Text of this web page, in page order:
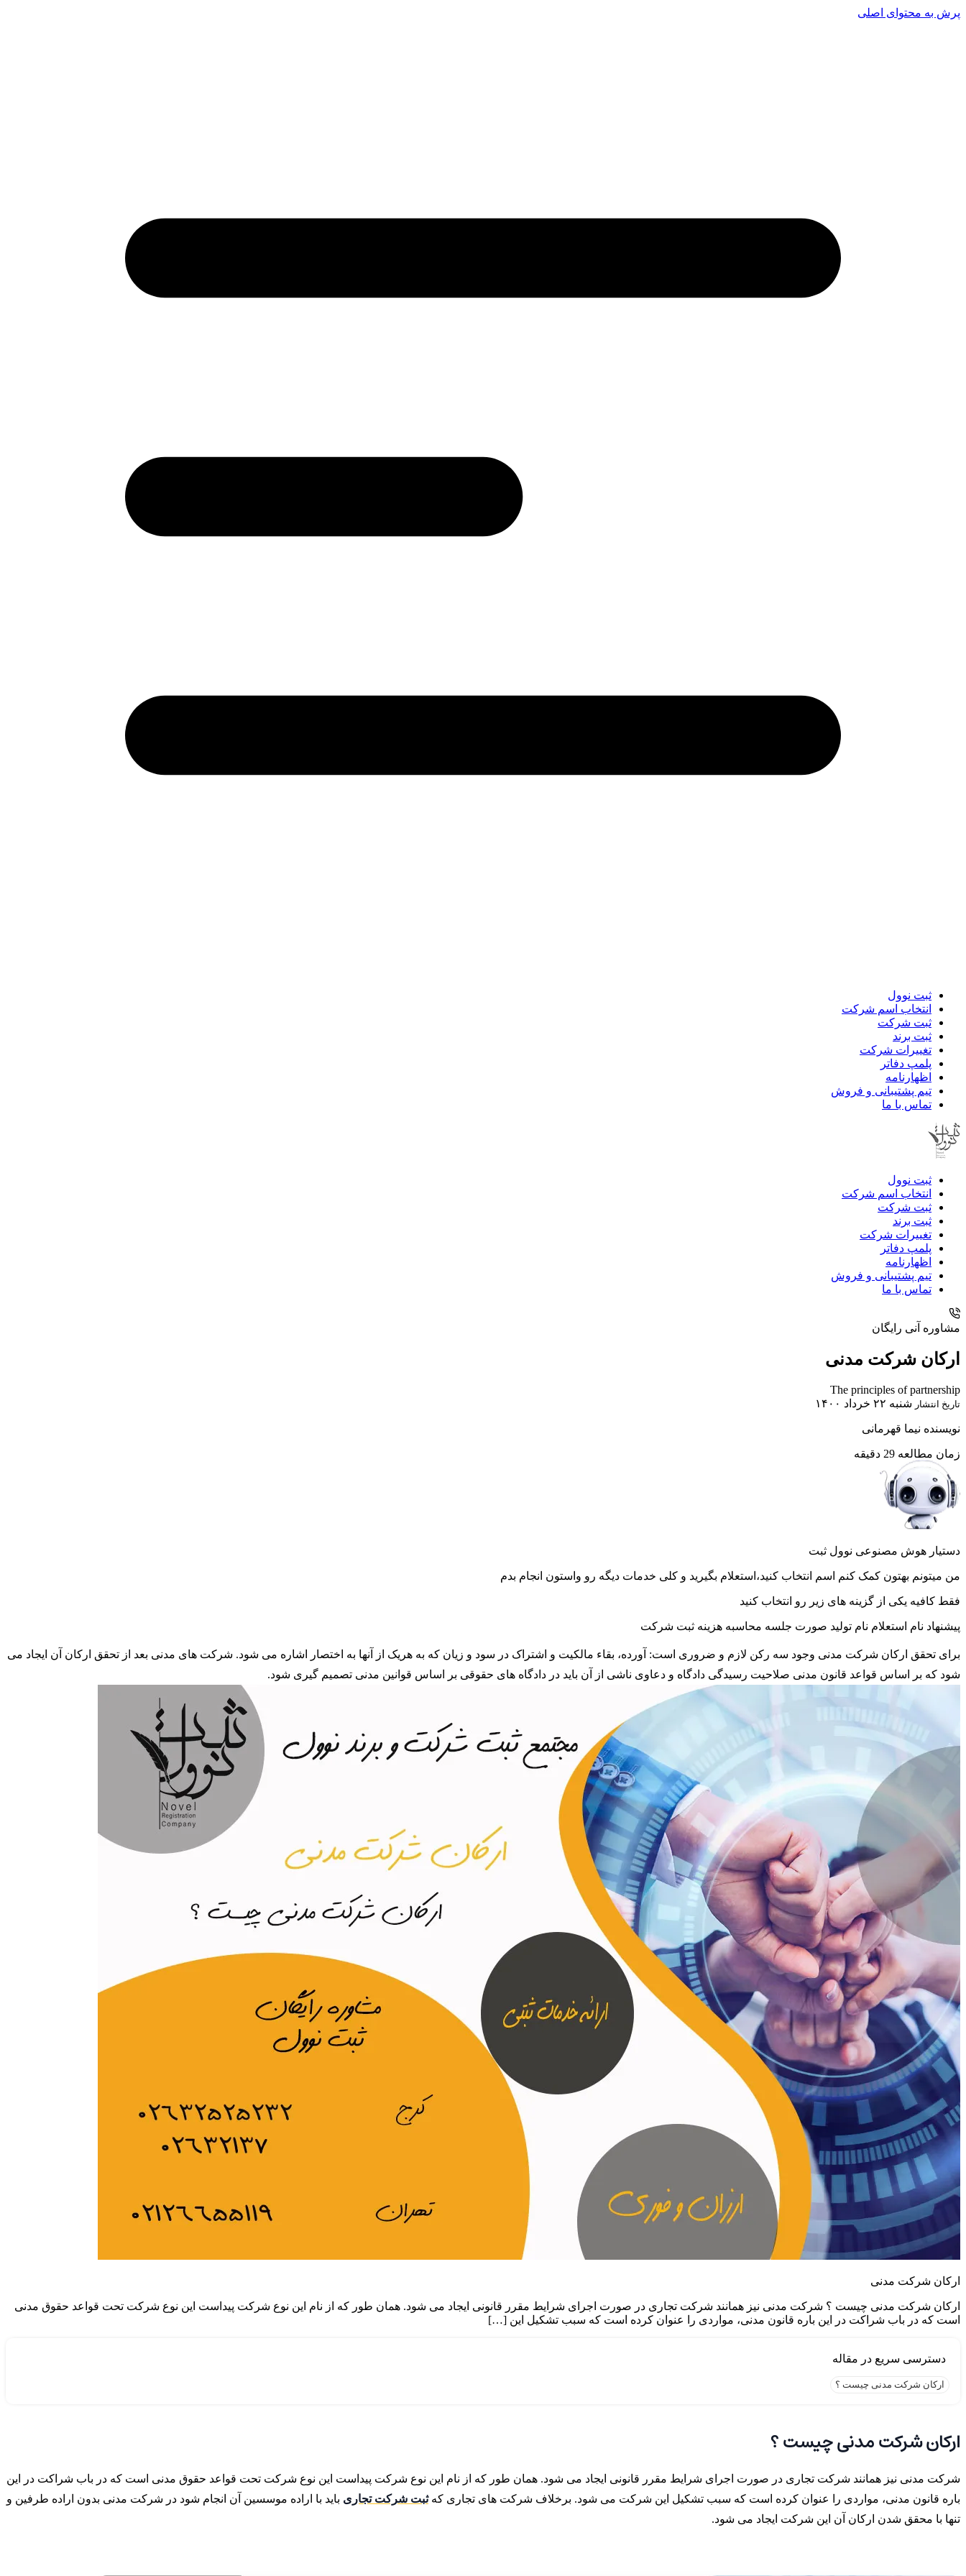
پرش به محتوای اصلی
ثبت نوول
انتخاب اسم شرکت
ثبت شرکت
ثبت برند
تغییرات شرکت
پلمپ دفاتر
اظهارنامه
تیم پشتیبانی و فروش
تماس با ما
ثبت نوول
انتخاب اسم شرکت
ثبت شرکت
ثبت برند
تغییرات شرکت
پلمپ دفاتر
اظهارنامه
تیم پشتیبانی و فروش
تماس با ما
مشاوره آنی رایگان
ارکان شرکت مدنی
The principles of partnership
تاریخ انتشار شنبه ۲۲ خرداد ۱۴۰۰
نویسنده نیما قهرمانی
زمان مطالعه 29 دقیقه
دستیار هوش مصنوعی نوول ثبت
من میتونم بهتون کمک کنم اسم انتخاب کنید،استعلام بگیرید و کلی خدمات دیگه رو واستون انجام بدم
فقط کافیه یکی از گزینه های زیر رو انتخاب کنید
پیشنهاد نام استعلام نام تولید صورت جلسه محاسبه هزینه ثبت شرکت
برای تحقق ارکان شرکت مدنی وجود سه رکن لازم و ضروری است: آورده، بقاء مالکیت و اشتراک در سود و زیان که به هریک از آنها به اختصار اشاره می شود. شرکت های مدنی بعد از تحقق ارکان آن ایجاد می
شود که بر اساس قواعد قانون مدنی صلاحیت رسیدگی دادگاه و دعاوی ناشی از آن باید در دادگاه های حقوقی بر اساس قوانین مدنی تصمیم گیری شود.
ارکان شرکت مدنی
ارکان شرکت مدنی چیست ؟ شرکت مدنی نیز همانند شرکت تجاری در صورت اجرای شرایط مقرر قانونی ایجاد می شود. همان طور که از نام این نوع شرکت پیداست این نوع شرکت تحت قواعد حقوق مدنی
است که در باب شراکت در این باره قانون مدنی، مواردی را عنوان کرده است که سبب تشکیل این […]
ارکان شرکت مدنی چیست ؟
ارکان شرکت مدنی چیست ؟
شرکت مدنی نیز همانند شرکت تجاری در صورت اجرای شرایط مقرر قانونی ایجاد می شود. همان طور که از نام این نوع شرکت پیداست این نوع شرکت تحت قواعد حقوق مدنی است که در باب شراکت در این
باره قانون مدنی، مواردی را عنوان کرده است که سبب تشکیل این شرکت می شود. برخلاف شرکت های تجاری کهثبت شرکت تجاری باید با اراده موسسین آن انجام شود در شرکت مدنی بدون اراده طرفین و
تنها با محقق شدن ارکان آن این شرکت ایجاد می شود.